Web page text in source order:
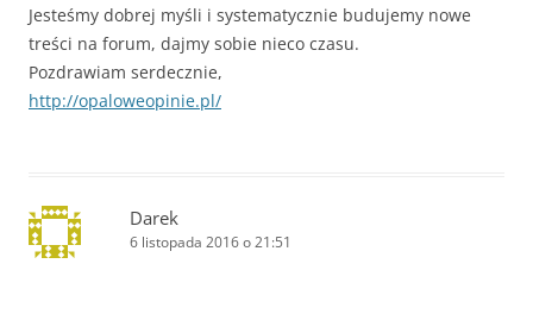
Jesteśmy dobrej myśli i systematycznie budujemy nowe
treści na forum, dajmy sobie nieco czasu.
Pozdrawiam serdecznie,
http://opaloweopinie.pl/
Darek
6 listopada 2016 o 21:51